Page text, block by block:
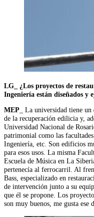
LG_ ¿Los proyectos de
Ingeniería están diseñados y
MEP _ La universidad tiene
de la recuperación edilicia y,
Universidad Nacional de
patrimonial como las
Ingeniería, etc. Son edificios
para esos usos. La misma
Escuela de Música en La
pertenecía al ferrocarril. Al
Bass, especializado en
de intervención junto a su
que él se propone. Los
son muy buenos, me gusta